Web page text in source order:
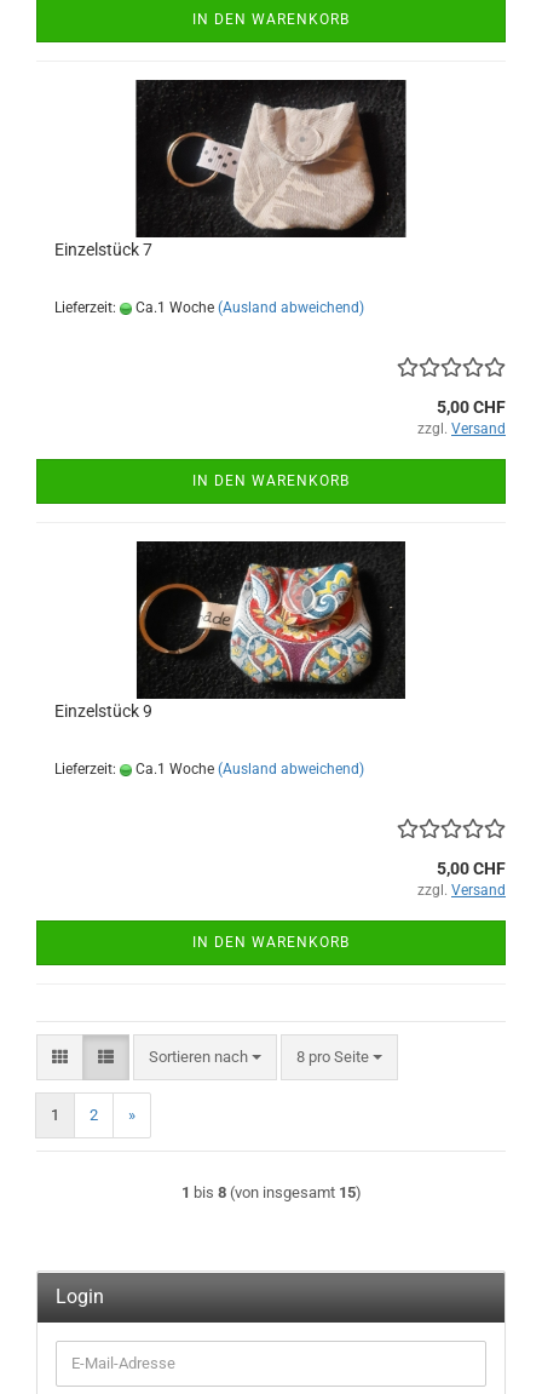
IN DEN WARENKORB
Einzelstück 7
Lieferzeit: Ca.1 Woche (Ausland abweichend)
5,00 CHF
zzgl. Versand
IN DEN WARENKORB
Einzelstück 9
Lieferzeit: Ca.1 Woche (Ausland abweichend)
5,00 CHF
zzgl. Versand
IN DEN WARENKORB
Sortieren nach
Sortieren nach 8 pro Seite
pro Seite
1 2 »
1 bis 8(von insgesamt 15)
Login
E-
Mail-